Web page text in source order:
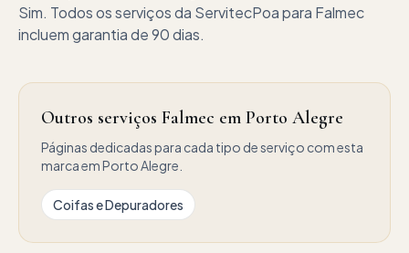
Sim. Todos os serviços da ServitecPoa para Falmec
incluem garantia de 90 dias.
Outros serviços Falmec em Porto Alegre
Páginas dedicadas para cada tipo de serviço com esta
marca em Porto Alegre.
Coifas e Depuradores